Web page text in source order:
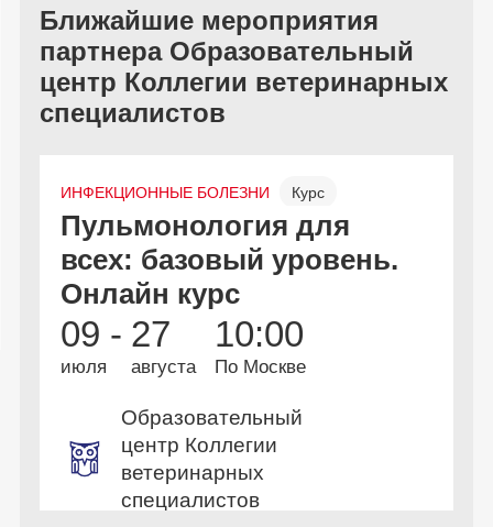
Ближайшие мероприятия
партнера Образовательный
центр Коллегии ветеринарных
специалистов
ИНФЕКЦИОННЫЕ БОЛЕЗНИ Курс
Онлайн Бесплатно
Пульмонология для
всех: базовый уровень.
Онлайн курс
09 -
июля
27
августа
10:00
По Москве
Образовательный
центр Коллегии
ветеринарных
специалистов